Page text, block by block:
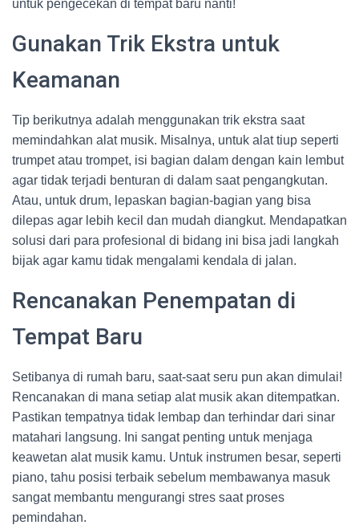
untuk pengecekan di tempat baru nanti!
Gunakan Trik Ekstra untuk
Keamanan
Tip berikutnya adalah menggunakan trik ekstra saat
memindahkan alat musik. Misalnya, untuk alat tiup seperti
trumpet atau trompet, isi bagian dalam dengan kain lembut
agar tidak terjadi benturan di dalam saat pengangkutan.
Atau, untuk drum, lepaskan bagian-bagian yang bisa
dilepas agar lebih kecil dan mudah diangkut. Mendapatkan
solusi dari para profesional di bidang ini bisa jadi langkah
bijak agar kamu tidak mengalami kendala di jalan.
Rencanakan Penempatan di
Tempat Baru
Setibanya di rumah baru, saat-saat seru pun akan dimulai!
Rencanakan di mana setiap alat musik akan ditempatkan.
Pastikan tempatnya tidak lembap dan terhindar dari sinar
matahari langsung. Ini sangat penting untuk menjaga
keawetan alat musik kamu. Untuk instrumen besar, seperti
piano, tahu posisi terbaik sebelum membawanya masuk
sangat membantu mengurangi stres saat proses
pemindahan.